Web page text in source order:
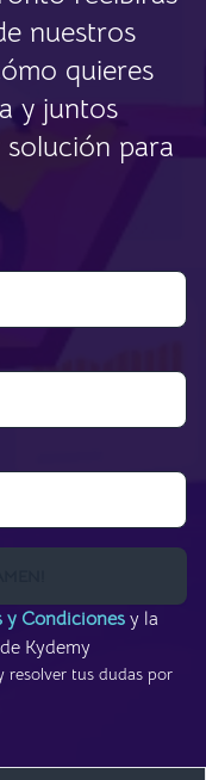
nuestros
quieres
y juntos
para
y Condiciones y la
Kydemy
resolver tus dudas por